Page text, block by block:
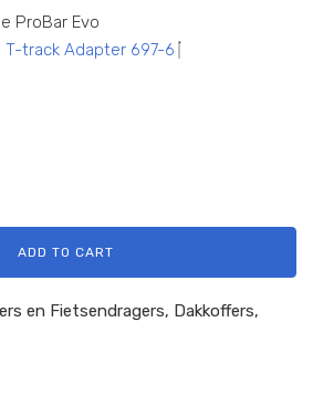
ProBar Evo
T-track Adapter 697-6
ADD TO CART
en Fietsendragers, Dakkoffers,